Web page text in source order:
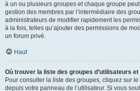
à un ou plusieurs groupes et chaque groupe
gestion des membres par l’intermédiaire des
administrateurs de modifier rapidement les
à la fois, telles qu’ajouter des permissions de
un forum privé.
Haut
Où trouver la liste des groupes d’utilisateurs
Pour consulter la liste des groupes, cliquez sur le
depuis votre panneau de l’utilisateur. Si vous